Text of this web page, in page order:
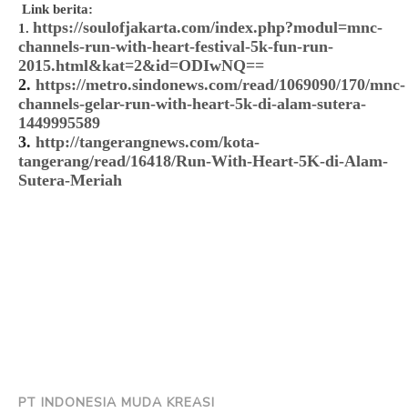
Link berita:
1. https://soulofjakarta.com/index.php?modul=mnc-
channels-run-with-heart-festival-5k-fun-run-
2015.html&kat=2&id=ODIwNQ==
2. https://metro.sindonews.com/read/1069090/170/mnc-
channels-gelar-run-with-heart-5k-di-alam-sutera-
1449995589
3. http://tangerangnews.com/kota-
tangerang/read/16418/Run-With-Heart-5K-di-Alam-
Sutera-Meriah
PT INDONESIA MUDA KREASI